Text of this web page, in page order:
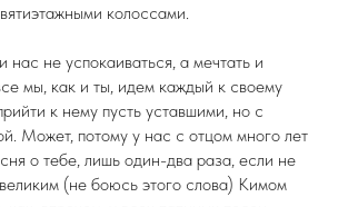
колоссами.
нас не успокаиваться, а мечтать и
мы, как и ты, идем каждый к своему
к нему пусть уставшими, но с
Может, потому у нас с отцом много лет
о тебе, лишь один-два раза, если не
(не боюсь этого слова) Кимом